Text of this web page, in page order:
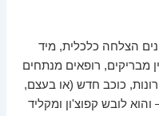
הצלחה כלכלית, מיד
מבריקים, רופאים מנתחים
כוכב חדש (או בעצם,
לובש קפוצ'ון ומקליד